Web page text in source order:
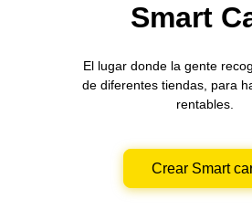
Smart
El lugar donde la gente
de diferentestiendas, para
rentables.
Crear Smart